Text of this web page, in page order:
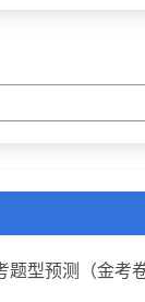
型预测（金考卷